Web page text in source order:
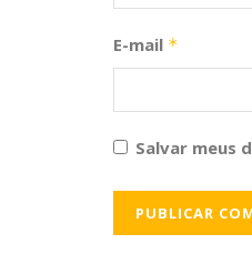
E-mail *
Salvar meus